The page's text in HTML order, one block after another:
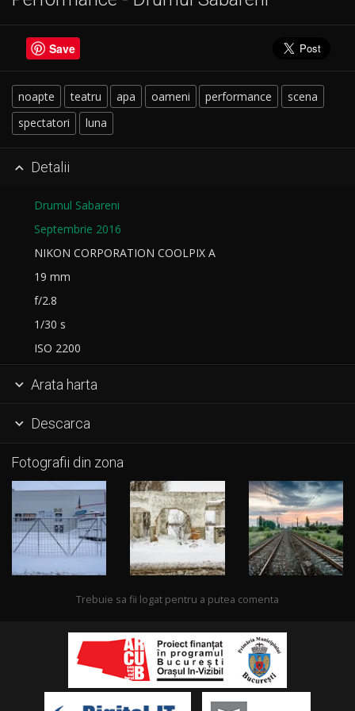
Save
noapte teatru apa oameni performance
scena
spectatori
luna
 Detalii
Drumul Sabareni
Septembrie 2016
NIKON CORPORATION COOLPIX A
19 mm
f/2.8
1/30 s
ISO 2200
 Arata harta
 Descarca
Fotografii din zona
Trebuie sa fii logat pentru a putea comenta